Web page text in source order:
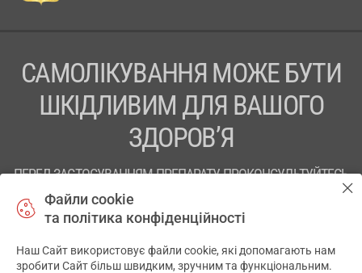
САМОЛІКУВАННЯ МОЖЕ БУТИ
ШКІДЛИВИМ ДЛЯ ВАШОГО
ЗДОРОВ’Я
ПЕРЕД ЗАСТОСУВАННЯМ ПРЕПАРАТУ ПРОКОНСУЛЬТУЙТЕСЬ
ТОВ «АПТЕКА 911.ЮА» Код ЄДРПОУ 43631965.
Відмова від відповідальності
Файли cookie
та політика конфіденційності
Наш Сайт використовує файли cookie, які допомагають нам
зробити Сайт більш швидким, зручним та функціональним.